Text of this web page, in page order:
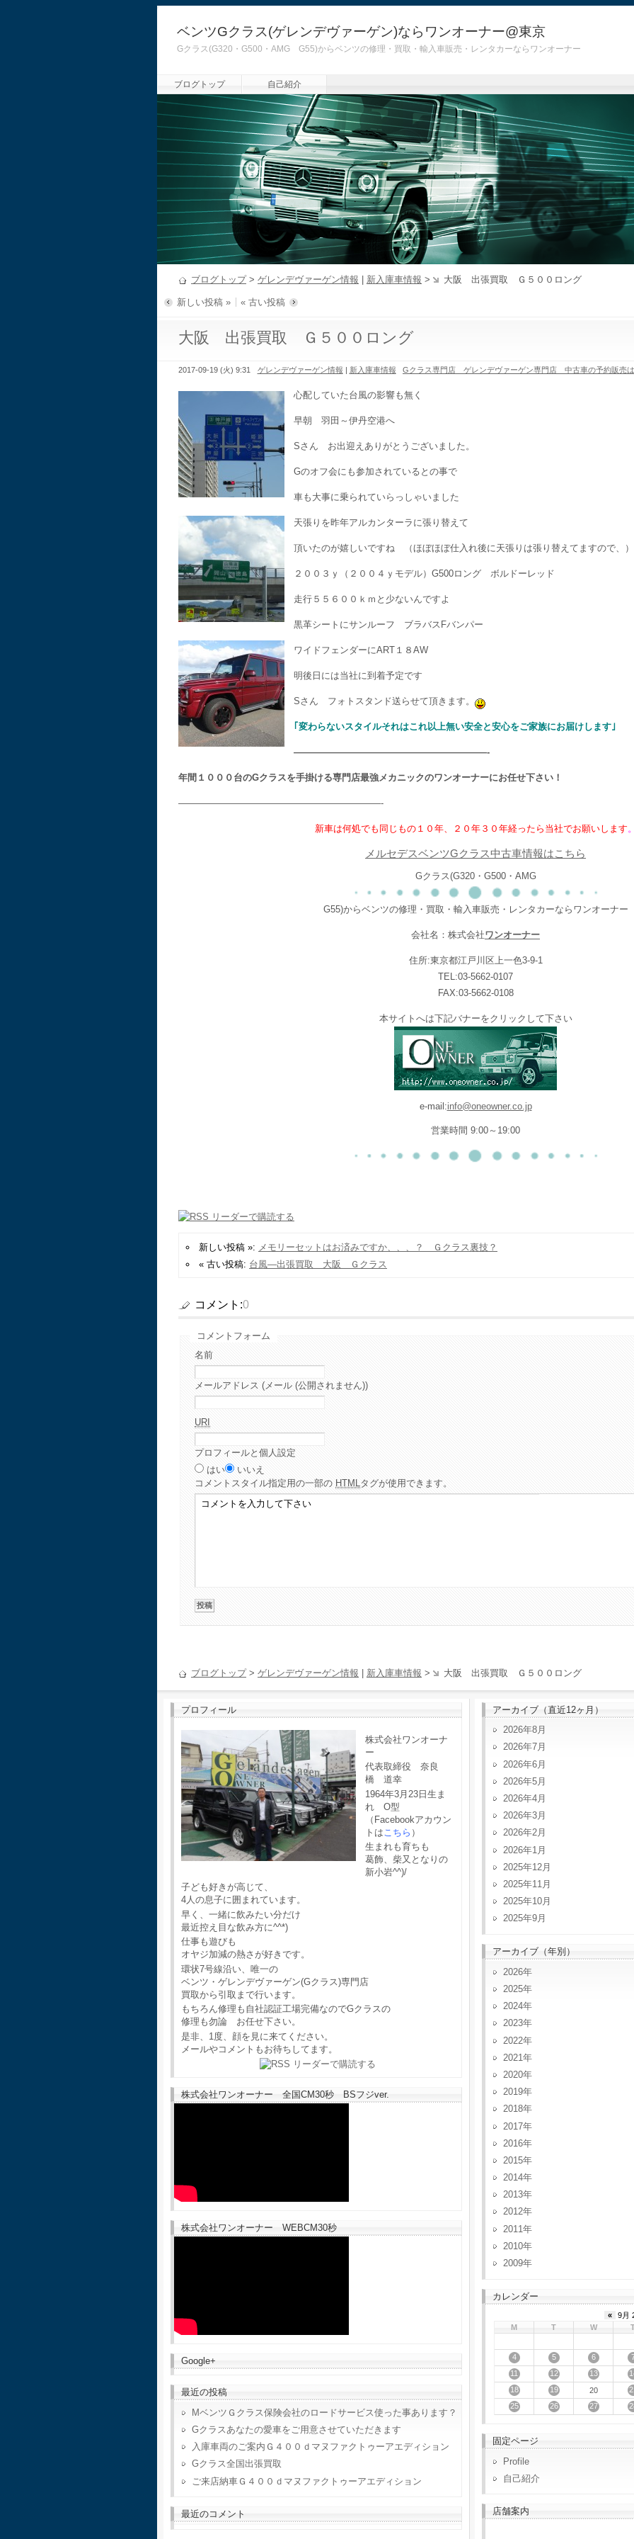
ベンツGクラス(ゲレンデヴァーゲン)ならワンオーナー@東京
Gクラス(G320・G500・AMG G55)からベンツの修理・買取・輸入車販売・レンタカーならワンオーナー
ブログトップ 自己紹介
ブログトップ> ゲレンデヴァーゲン情報 新入庫車情報 > 大阪 出張買取 Ｇ５００ロング
新しい投稿 » « 古い投稿
大阪 出張買取 Ｇ５００ロング
2017-09-19 (火) 9:31 ゲレンデヴァーゲン情報 | 新入庫車情報 Gクラス専門店 ゲレンデヴァーゲン専門店 中古車の予約販売
心配していた台風の影響も無く
早朝 羽田～伊丹空港へ
Sさん お出迎えありがとうございました。
Gのオフ会にも参加されているとの事で
車も大事に乗られていらっしゃいました
天張りを昨年アルカンターラに張り替えて
頂いたのが嬉しいですね （ほぼほぼ仕入れ後に天張りは張り替えてますので、）
２００３ｙ（２００４ｙモデル）G500ロング ボルドーレッド
走行５５６００ｋｍと少ないんですよ
黒革シートにサンルーフ ブラバスFバンパー
ワイドフェンダーにART１８AW
明後日には当社に到着予定です
Sさん フォトスタンド送らせて頂きます。
｢変わらないスタイルそれはこれ以上無い安全と安心をご家族にお届けします｣
—————————————————————-
年間１０００台のGクラスを手掛ける専門店最強メカニックのワンオーナーにお任せ下さい！
——————————————————————-
新車は何処でも同じもの１０年、２０年３０年経ったら当社でお願いします
メルセデスベンツGクラス中古車情報はこちら
Gクラス(G320・G500・AMG
G55)からベンツの修理・買取・輸入車販売・レンタカーならワンオーナー
会社名：株式会社ワンオーナー
住所:東京都江戸川区上一色3-9-1
TEL:03-5662-0107
FAX:03-5662-0108
本サイトへは下記バナーをクリックして下さい
e-mail:info@oneowner.co.jp
営業時間 9:00～19:00
新しい投稿 »: メモリーセットはお済みですか、、、？ Ｇクラス裏技？
« 古い投稿: 台風—出張買取 大阪 Ｇクラス
コメント:0
コメントフォーム
名前
メールアドレス (メール (公開されません))
URI
プロフィールと個人設定
はい
いいえ
コメント スタイル指定用の一部の HTML タグが使用できます。
ブログトップ> ゲレンデヴァーゲン情報 新入庫車情報 > 大阪 出張買取 Ｇ５００ロング
プロフィール
株式会社ワンオーナ
ー
代表取締役 奈良
橋 道幸
1964年3月23日生ま
れ O型
（Facebookアカウン
トは こちら ）
生まれも育ちも
葛飾、柴又となりの
新小岩^^)/
子ども好きが高じて、
4人の息子に囲まれています。
早く、一緒に飲みたい分だけ
最近控え目な飲み方に^^*)
仕事も遊びも
オヤジ加減の熱さが好きです。
環状7号線沿い、唯一の
ベンツ・ゲレンデヴァーゲン(Gクラス)専門店
買取から引取まで行います。
もちろん修理も自社認証工場完備なのでGクラスの
修理も勿論 お任せ下さい。
是非、1度、顔を見に来てください。
メールやコメントもお待ちしてます。
株式会社ワンオーナー 全国CM30秒 BSフジver.
株式会社ワンオーナー WEBCM30秒
Google+
最近の投稿
MベンツＧクラス保険会社のロードサービス使った事あります？
Gクラスあなたの愛車をご用意させていただきます
入庫車両のご案内Ｇ４００ｄマヌファクトゥーアエディション
Gクラス全国出張買取
ご来店納車Ｇ４００ｄマヌファクトゥーアエディション
最近のコメント
アーカイブ（直近12ヶ月）
2026年8月
2026年7月
2026年6月
2026年5月
2026年4月
2026年3月
2026年2月
2026年1月
2025年12月
2025年11月
2025年10月
2025年9月
アーカイブ（年別）
2026
2025
2024
2023
2022
2021
2020
2019
2018
2017
2016
2015
2014
2013
2012
2011
2010
2009
カレンダー
«
9月
M
T W
4 5 6
11
12 13
18
19 20
25
26 27
固定ページ
Profile
自己紹介
店舗案内